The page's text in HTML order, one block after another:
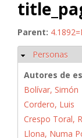
Parent:
Ocultar
Personas
Autores de
Bolívar, Simón
Cordero, Luis
Crespo Toral,
Llona, Numa